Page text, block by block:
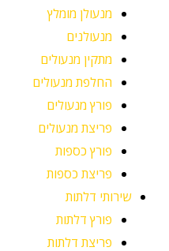
מנעולן מומלץ
מנעולנים
מתקין מנעולים
החלפת מנעולים
פורץ מנעולים
פריצת מנעולים
פורץ כספות
פריצת כספות
שירותי דלתות
פורץ דלתות
פריצת דלתות